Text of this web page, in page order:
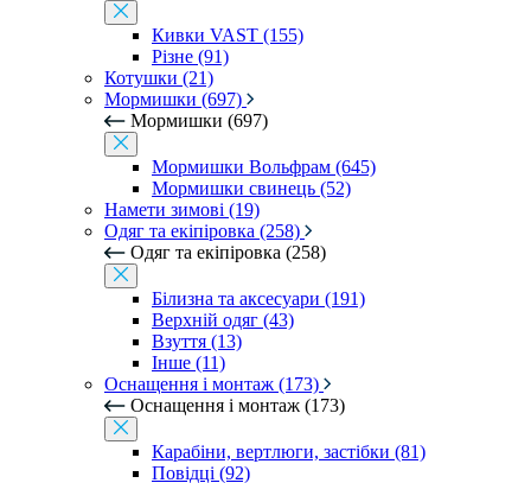
Кивки VAST (155)
Різне (91)
Котушки (21)
Мормишки (697)
Мормишки (697)
Мормишки Вольфрам (645)
Мормишки свинець (52)
Намети зимові (19)
Одяг та екіпіровка (258)
Одяг та екіпіровка (258)
Білизна та аксесуари (191)
Верхній одяг (43)
Взуття (13)
Інше (11)
Оснащення і монтаж (173)
Оснащення і монтаж (173)
Карабіни, вертлюги, застібки (81)
Повідці (92)